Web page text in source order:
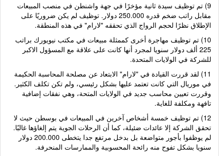
9) تم توظيف سيدة ثانية مؤخرًا في جهة واشنطن في منصب المبيعات
مقابل راتب ضخم قدره 250.000 دولار. توظيف لم يكن ضروريًا على
الإطلاق نظرًا لحجم الرواج الذي تحققه "لارام" في هذه المنطقة.
10) تم توظيف مهاجرة أخرى كممثلة مبيعات في مكتب نيويورك براتب
225 ألف دولار سنويا لمجرد أنها كانت على علاقة مع المسؤول الاكبر
للشركة في الولايات المتحدة.
11) لقد قررت القيادة في "لارام" الابتعاد عن مصلحة المحاسبة الحكيمة
في موريال التي كانت تعتمد عليها بشكل رئيسي، ولم تكن تكلف الكثير.
وقررت تعيين محاسب جديد في الولايات المتحة، وهي نفقات إضافية
تافهة ومكلفة للغاية.
12) تم توظيف خمسة أشخاص آخرين في المبيعات في بوسطن حيث لا
تحقق الشركة إلا عائدات ضئيلة، كما أن الرحلات الجوية يتم إلغاؤها غالبًا.
لم يوظفوا بأجور متواضعة بل بدخل مرتفع جدا يتخطى 200.000 دولار
سنويا بشكل تفوح منه رائحة المحسوبية والممارسات المنحرفة.